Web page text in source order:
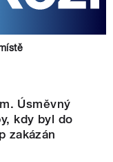
Úsměvný
kdy byl do
zakázán